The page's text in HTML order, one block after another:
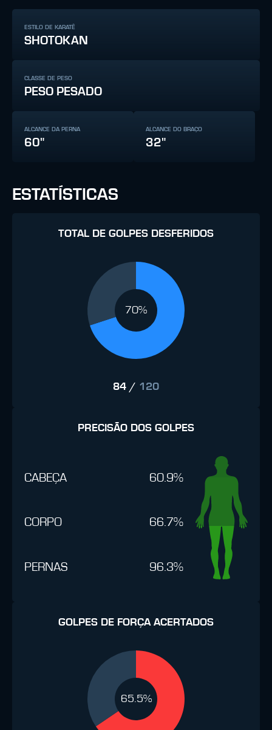
ESTILO DE KARATÊ
SHOTOKAN
CLASSE DE PESO
PESO PESADO
ALCANCE DA PERNA
60"
ALCANCE DO BRAÇO
32"
ESTATÍSTICAS
TOTAL DE GOLPES DESFERIDOS
70%
84 / 120
PRECISÃO DOS GOLPES
CABEÇA 60.9%
CORPO 66.7%
PERNAS 96.3%
GOLPES DE FORÇA ACERTADOS
65.5%